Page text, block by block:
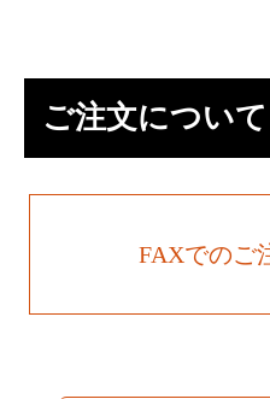
ご注文について
FAXでのご